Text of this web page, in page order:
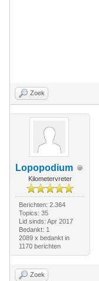
Zoek
Lopopodium
Kilometervreter
Berichten: 2.364
Topics: 35
Lid sinds: Apr 2017
Bedankt: 1
2089 x bedankt in
1170 berichten
Zoek